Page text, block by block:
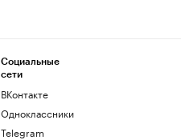
Социальные
сети
ВКонтакте
Одноклассники
Telegram